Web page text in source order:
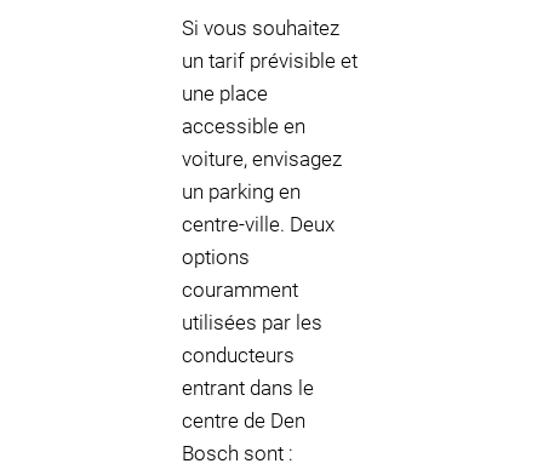
Si vous souhaitez
un tarif prévisible et
une place
accessible en
voiture, envisagez
un parking en
centre-ville. Deux
options
couramment
utilisées par les
conducteurs
entrant dans le
centre de Den
Bosch sont :